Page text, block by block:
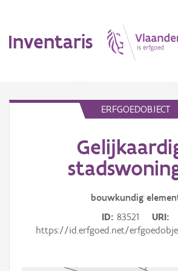
Inventaris
Aanduidingsobject
ERFGOEDOBJECT
bouwkundig
ID 83521
URI
https://id.erfgoed.net/